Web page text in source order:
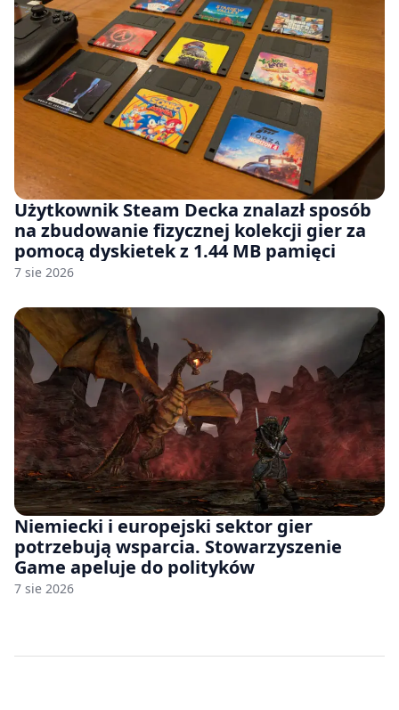
Użytkownik Steam Decka znalazł sposób
na zbudowanie fizycznej kolekcji gier za
pomocą dyskietek z 1.44 MB pamięci
7 sie 2026
Niemiecki i europejski sektor gier
potrzebują wsparcia. Stowarzyszenie
Game apeluje do polityków
7 sie 2026